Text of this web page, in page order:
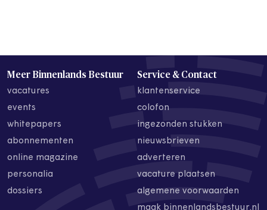
Meer Binnenlands Bestuur
vacatures
events
whitepapers
abonnementen
online magazine
personalia
dossiers
Service & Contact
klantenservice
colofon
ingezonden stukken
nieuwsbrieven
adverteren
vacature plaatsen
algemene voorwaarden
maak binnenlandsbestuur.nl